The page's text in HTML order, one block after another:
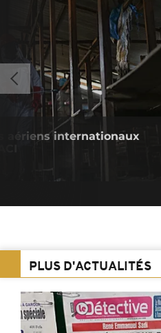
aériens internationaux
PLUS D'ACTUALITÉS